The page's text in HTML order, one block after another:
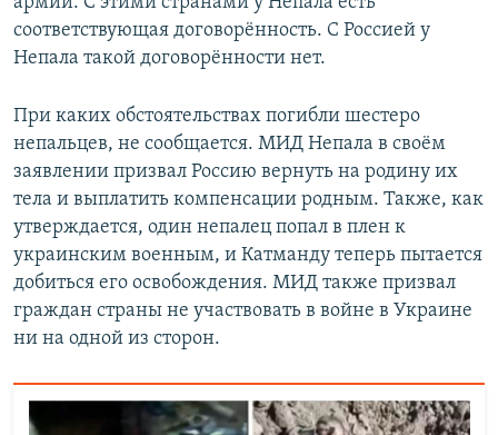
соответствующая договорённость. С Россией у
Непала такой договорённости нет.
При каких обстоятельствах погибли шестеро
непальцев, не сообщается. МИД Непала в своём
заявлении призвал Россию вернуть на родину их
тела и выплатить компенсации родным. Также, как
утверждается, один непалец попал в плен к
украинским военным, и Катманду теперь пытается
добиться его освобождения. МИД также призвал
граждан страны не участвовать в войне в Украине
ни на одной из сторон.